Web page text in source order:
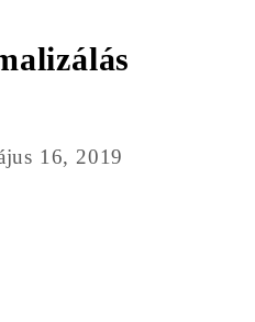
16, 2019